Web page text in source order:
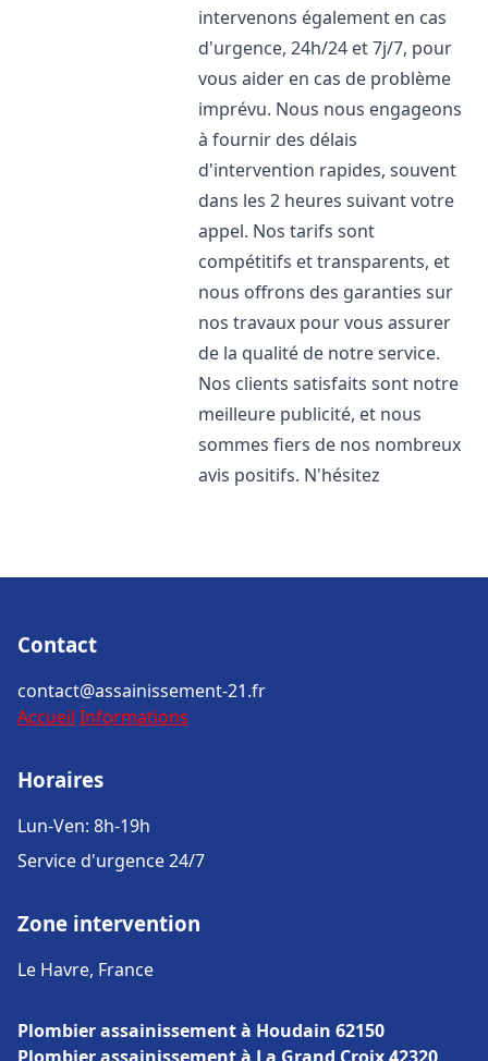
intervenons également en cas
d'urgence, 24h/24 et 7j/7, pour
vous aider en cas de problème
imprévu. Nous nous engageons
à fournir des délais
d'intervention rapides, souvent
dans les 2 heures suivant votre
appel. Nos tarifs sont
compétitifs et transparents, et
nous offrons des garanties sur
nos travaux pour vous assurer
de la qualité de notre service.
Nos clients satisfaits sont notre
meilleure publicité, et nous
sommes fiers de nos nombreux
avis positifs. N'hésitez
Contact
contact@assainissement-21.fr
Accueil Informations
Horaires
Lun-Ven: 8h-19h
Service d'urgence 24/7
Zone intervention
Le Havre, France
Plombier assainissement à Houdain 62150